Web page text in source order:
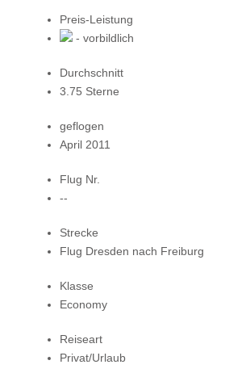
Preis-Leistung
- vorbildlich
Durchschnitt
3.75 Sterne
geflogen
April 2011
Flug Nr.
--
Strecke
Flug Dresden nach Freiburg
Klasse
Economy
Reiseart
Privat/Urlaub